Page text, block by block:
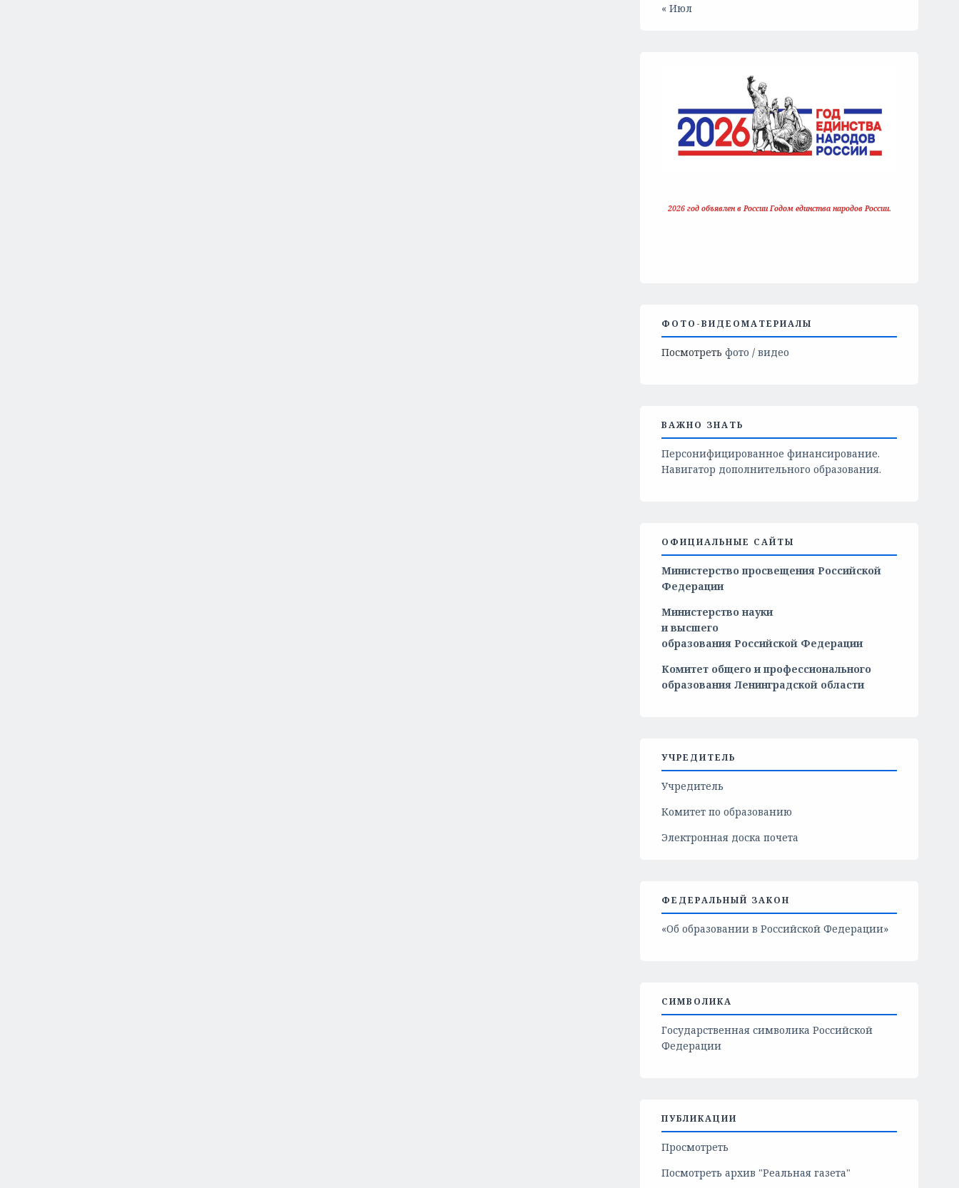
« Июл
2026 год объявлен в России Годом единства народов России.
ФОТО-ВИДЕОМАТЕРИАЛЫ
Посмотреть фото / видео
ВАЖНО ЗНАТЬ
Персонифицированное финансирование.
Навигатор дополнительного образования.
ОФИЦИАЛЬНЫЕ САЙТЫ
Министерство просвещения Российской
Федерации
Министерство науки
и высшего
образования Российской Федерации
Комитет общего и профессионального
образования Ленинградской области
УЧРЕДИТЕЛЬ
Учредитель
Комитет по образованию
Электронная доска почета
ФЕДЕРАЛЬНЫЙ ЗАКОН
«Об образовании в Российской Федерации»
СИМВОЛИКА
Государственная символика Российской
Федерации
ПУБЛИКАЦИИ
Просмотреть
Посмотреть архив "Реальная газета"